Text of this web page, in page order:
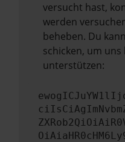
versucht hast,
werden
beheben. Du
schicken, um uns
unterstützen: